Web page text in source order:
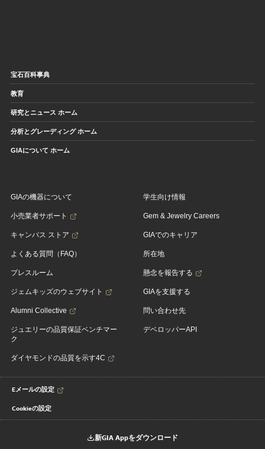
宝石百科事典
教育
研究とニュース ホーム
分析とグレーディング ホーム
GIAについて ホーム
GIAの機器について
小売業者サポート
キャンパス ストア
よくある質問（FAQ）
プレスルーム
ジェムキッズのウェブサイト
Alumni Collective
ジュエリーの品質保証ベンチマー
ク
ダイヤモンドの品質を示す4C
学生向け情報
Gem & Jewelry Careers
GIAでのキャリア
所在地
懸念を報告する
GIAを支援する
問い合わせ先
デベロッパーAPI
Eメールの設定
Cookieの設定
新GIA Appをダウンロード